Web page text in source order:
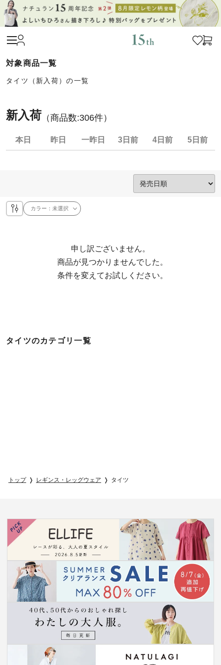
タイツ（新入荷）の一覧
新入荷 （商品数:306件）
本日 昨日 一昨日 3日前 4日前 5日前
カラー：未選択
申し訳ございません。
  条件を変えてお試しください。
タイツのカテゴリ一覧
トップ レギンス・レッグウェア タイツ